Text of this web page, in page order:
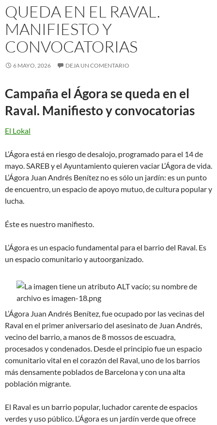
QUEDA EN EL RAVAL.
MANIFIESTO Y
CONVOCATORIAS
6 MAYO, 2026 DEJA UN COMENTARIO
Campaña el Ágora se queda en el
Raval. Manifiesto y convocatorias
El Lokal
L’Ágora está en riesgo de desalojo, programado para el 14 de
mayo. SAREB y el Ayuntamiento quieren vaciar L’Ágora de vida.
L’Ágora Juan Andrés Benítez no es sólo un jardín: es un punto
de encuentro, un espacio de apoyo mutuo, de cultura popular y
lucha.
Éste es nuestro manifiesto.
L’Ágora es un espacio fundamental para el barrio del Raval. Es
un espacio comunitario y autoorganizado.
L’Ágora Juan Andrés Benítez, fue ocupado por las vecinas del
Raval en el primer aniversario del asesinato de Juan Andrés,
vecino del barrio, a manos de 8 mossos de escuadra,
procesados ​​y condenados. Desde el principio fue un espacio
comunitario vital en el corazón del Raval, uno de los barrios
más densamente poblados de Barcelona y con una alta
población migrante.
El Raval es un barrio popular, luchador carente de espacios
verdes y uso público. L’Ágora es un jardín verde que ofrece